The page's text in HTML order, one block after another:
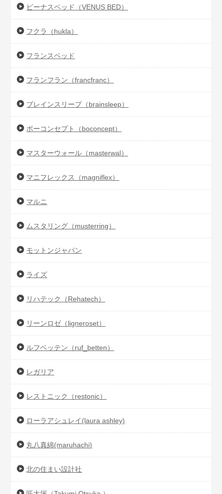
ビーナスベッド（VENUS BED）
フクラ（hukla）
フランスベッド
フランフラン（francfranc）
ブレインスリープ（brainsleep）
ボーコンセプト（boconcept）
マスターウォール（masterwal）
マニフレックス（magniflex）
マルニ
ムスタリング（musterring）
モットンジャパン
ライズ
リハテック（Rehatech）
リーンロゼ（ligneroset）
ルフベッテン（ruf_betten）
レガリア
レストニック（restonic）
ローラアシュレイ(laura ashley)
丸八真綿(maruhachi)
北の住まい設計社